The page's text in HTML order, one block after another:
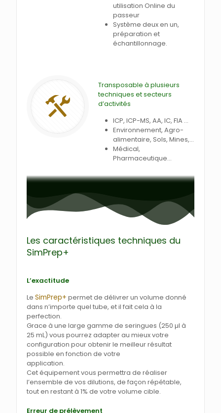
utilisation Online du
passeur
Système deux en un,
préparation et
échantillonnage.
Transposable à plusieurs
techniques et secteurs
d’activités
ICP, ICP-MS, AA, IC, FIA ...
Environnement, Agro-
alimentaire, Sols, Mines,...
Médical,
Pharmaceutique...
Les caractéristiques techniques du
SimPrep+
L’exactitude
Le SimPrep+ permet de délivrer un volume donné
dans n’importe quel tube, et il fait cela à la
perfection.
Grace à une large gamme de seringues (250 µl à
25 mL) vous pourrez adapter au mieux votre
configuration pour obtenir le meilleur résultat
possible en fonction de votre
application.
Cet équipement vous permettra de réaliser
l’ensemble de vos dilutions, de façon répétable,
tout en restant à 1% de votre volume cible.
Erreur de prélèvement